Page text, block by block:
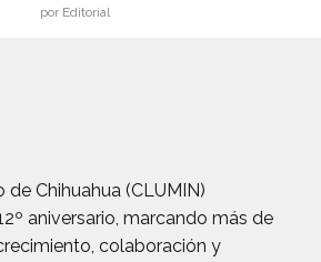
por Editorial
de Chihuahua (CLUMIN)
aniversario, marcando más de
colaboración y